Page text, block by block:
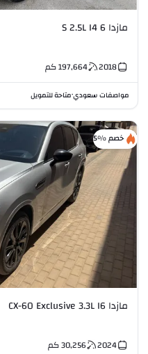
مازدا 6 S 2.5L I4
2018
197,664كم
مواصفات سعودي•متاحة للتمويل
خصم %5
مازدا CX-60 Exclusive 3.3L I6
2024
30,256كم